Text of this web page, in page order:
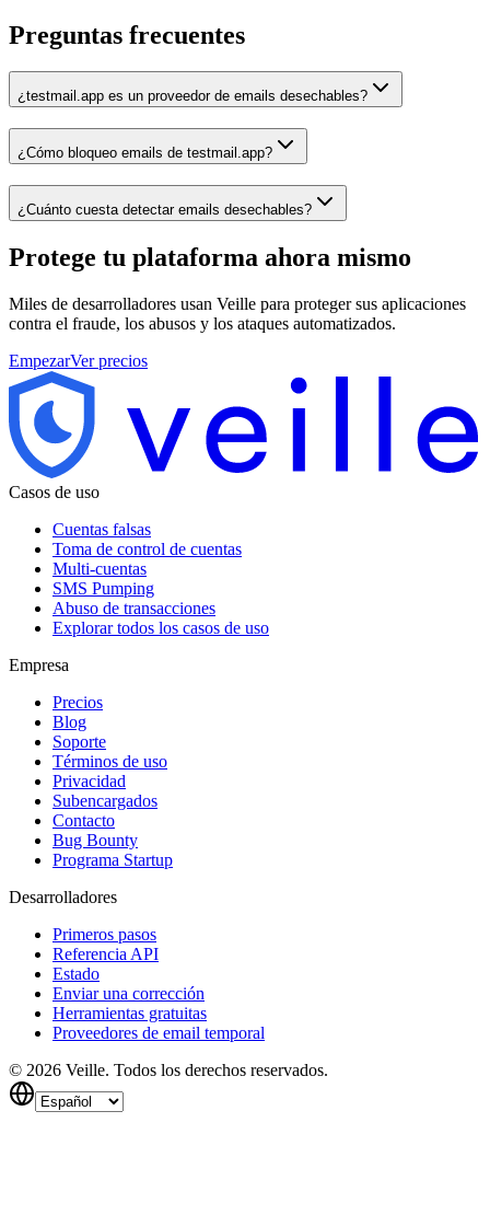
Preguntas frecuentes
¿testmail.app es un proveedor de emails desechables?
¿Cómo bloqueo emails de testmail.app?
¿Cuánto cuesta detectar emails desechables?
Protege tu plataforma ahora mismo
Miles de desarrolladores usan Veille para proteger sus aplicaciones
contra el fraude, los abusos y los ataques automatizados.
EmpezarVer precios
Casos de uso
Cuentas falsas
Toma de control de cuentas
Multi-cuentas
SMS Pumping
Abuso de transacciones
Explorar todos los casos de uso
Empresa
Precios
Blog
Soporte
Términos de uso
Privacidad
Subencargados
Contacto
Bug Bounty
Programa Startup
Desarrolladores
Primeros pasos
Referencia API
Estado
Enviar una corrección
Herramientas gratuitas
Proveedores de email temporal
© 2026 Veille. Todos los derechos reservados.